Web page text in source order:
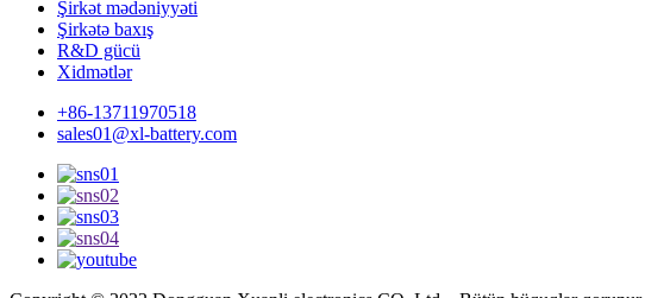
Şirkət mədəniyyəti
Şirkətə baxış
R&D gücü
Xidmətlər
+86-13711970518
sales01@xl-battery.com